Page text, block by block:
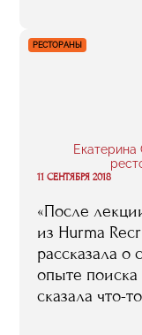
подготовки и
благодарен
шанс был
РЕСТОРАНЫ
11 СЕНТЯБРЯ 2018
«После
из Hurma
рассказала о
опыте
сказала что-